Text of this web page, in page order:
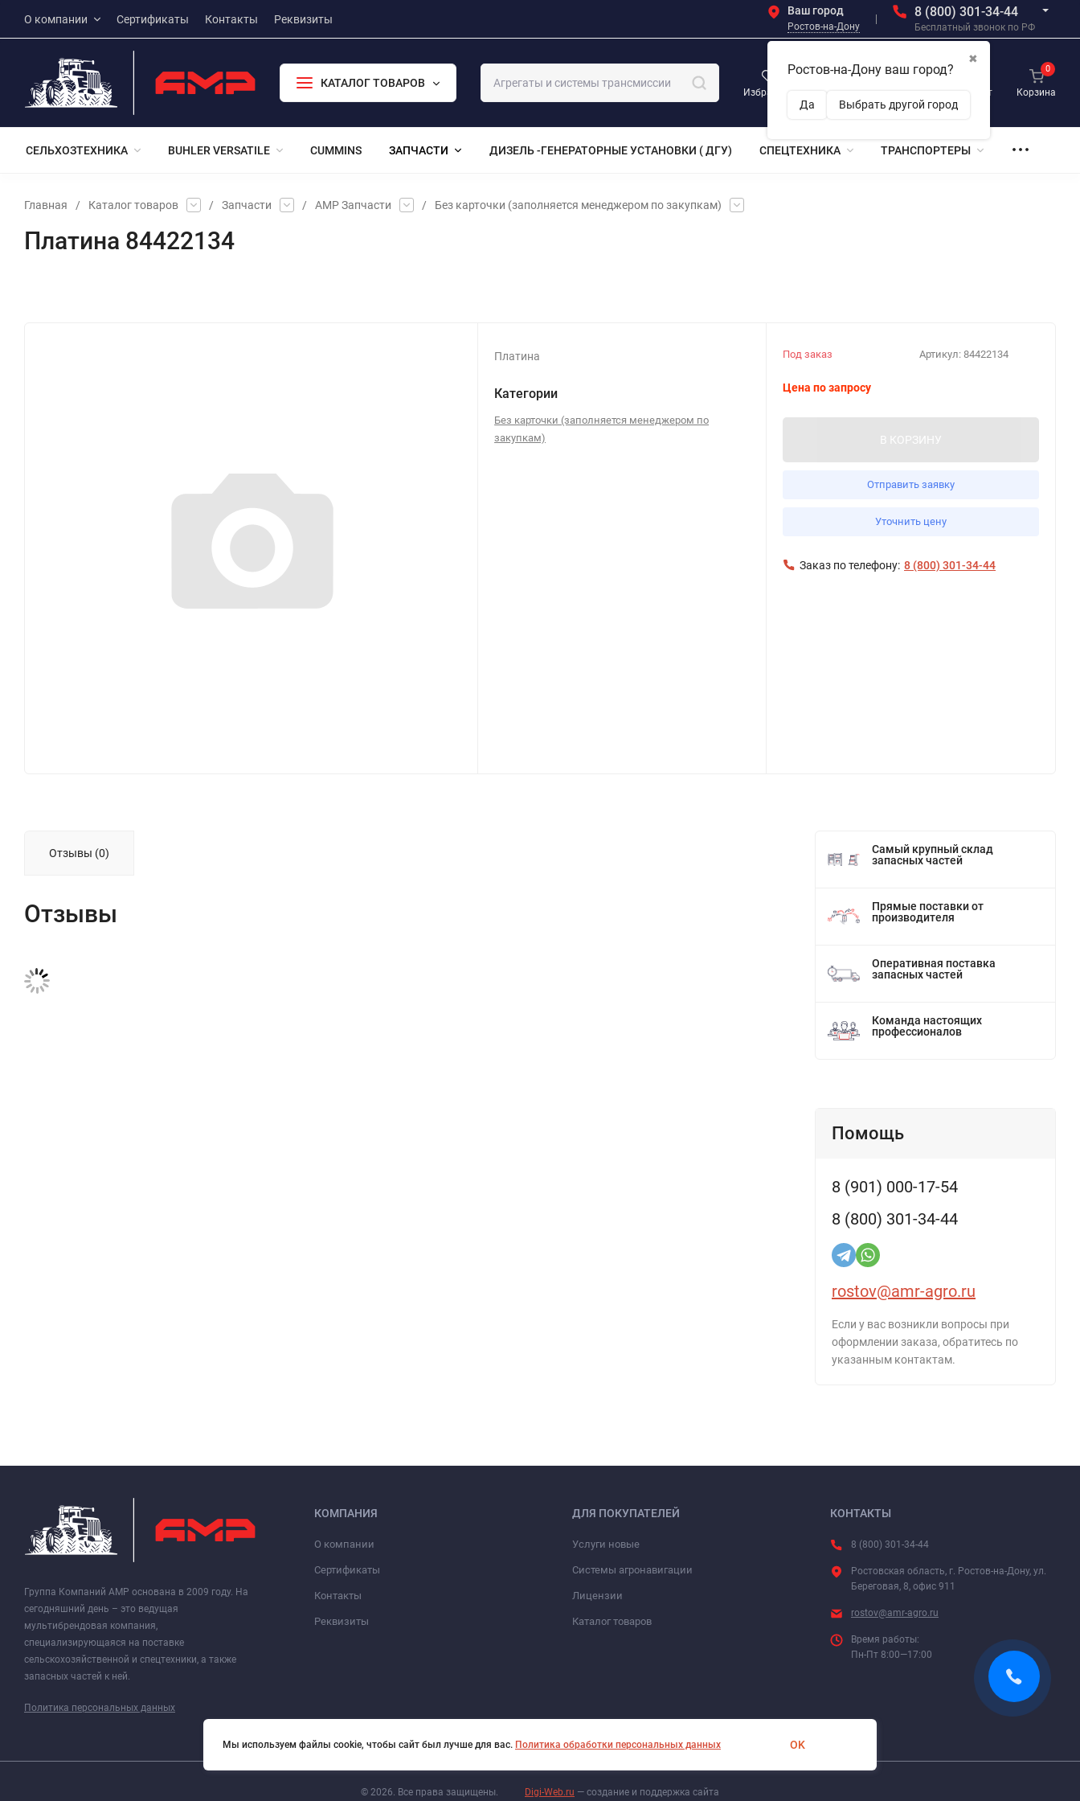
О компании Сертификаты Контакты Реквизиты
Ваш город
Ростов-на-Дону
✖
Ростов-на-Дону ваш город?
Да Выбрать другой город
8 (800) 301-34-44
Бесплатный звонок по РФ
КАТАЛОГ ТОВАРОВ
Избранное
0
Личный кабинет Корзина
0
СЕЛЬХОЗТЕХНИКА BUHLER VERSATILE CUMMINS ЗАПЧАСТИ ДИЗЕЛЬ -ГЕНЕРАТОРНЫЕ УСТАНОВКИ ( ДГУ) СПЕЦТЕХНИКА ТРАНСПОРТЕРЫ
Главная / Каталог товаров / Запчасти / АМР Запчасти / Без карточки (заполняется менеджером по закупкам)
Платина 84422134
Платина
Категории
Без карточки (заполняется менеджером по
закупкам)
Артикул: 84422134
Под заказ
Цена по запросу
В КОРЗИНУ
Отправить заявку
Уточнить цену
Заказ по телефону: 8 (800) 301-34-44
Отзывы (0)
Отзывы
Самый крупный склад
запасных частей
Прямые поставки от
производителя
Оперативная поставка
запасных частей
Команда настоящих
профессионалов
Помощь
8 (901) 000-17-54
8 (800) 301-34-44
rostov@amr-agro.ru
Если у вас возникли вопросы при
оформлении заказа, обратитесь по
указанным контактам.
Группа Компаний АМР основана в 2009 году. На
сегодняшний день – это ведущая
мультибрендовая компания,
специализирующаяся на поставке
сельскохозяйственной и спецтехники, а также
запасных частей к ней.
Политика персональных данных
КОМПАНИЯ
О компании
Сертификаты
Контакты
Реквизиты
ДЛЯ ПОКУПАТЕЛЕЙ
Услуги новые
Системы агронавигации
Лицензии
Каталог товаров
КОНТАКТЫ
8 (800) 301-34-44
Ростовская область, г. Ростов-на-Дону, ул.
Береговая, 8, офис 911
rostov@amr-agro.ru
Время работы:
Пн-Пт 8:00—17:00
© 2026. Все права защищены. Digi-Web.ru — создание и поддержка сайта
Мы используем файлы cookie, чтобы сайт был лучше для вас. Политика обработки персональных данных OK